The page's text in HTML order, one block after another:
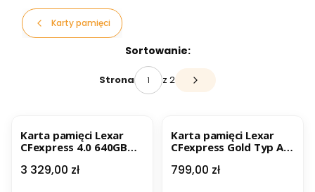
Karty pamięci
Sortowanie:
Strona z 2 Następne produkty
Karta pamięci Lexar
CFexpress 4.0 640GB
Cena
3 329,00 zł
Karta pamięci Lexar
CFexpress Gold Typ A
VPG400 160 GB
Cena
799,00 zł